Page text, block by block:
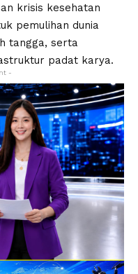
krisis kesehatan
pemulihan dunia
tangga, serta
padat karya.
-